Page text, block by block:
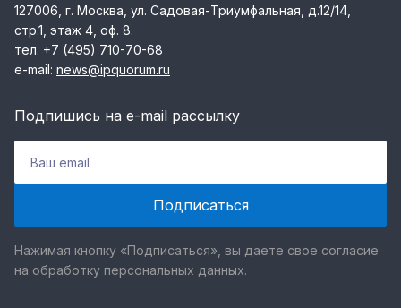
127006, г. Москва, ул. Садовая-Триумфальная, д.12/14,
стр.1, этаж 4, оф. 8.
тел. +7 (495) 710-70-68
e-mail: news@ipquorum.ru
Подпишись на e-mail рассылку
Нажимая кнопку «Подписаться», вы даете свое согласие
на обработку персональных данных.